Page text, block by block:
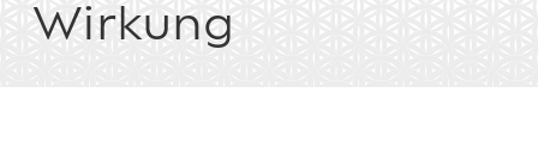
Wirkung